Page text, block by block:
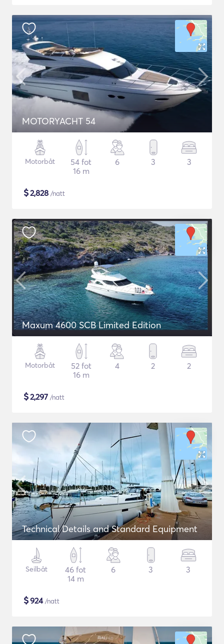
MOTORYACHT 54
Motorbåt
54 fot
16 m
6 3 3
$2,828 /natt
Maxum 4600 SCB Limited Edition
Motorbåt
52 fot
16 m
4 2 2
$2,297 /natt
Technical Details and Standard Equipment
Seilbåt
46 fot
14 m
6 3 3
$924/natt